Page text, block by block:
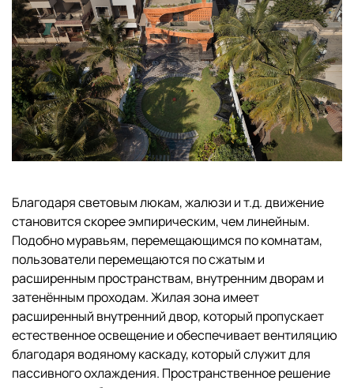
Благодаря световым люкам, жалюзи и т.д. движение
становится скорее эмпирическим, чем линейным.
Подобно муравьям, перемещающимся по комнатам,
пользователи перемещаются по сжатым и
расширенным пространствам, внутренним дворам и
затенённым проходам. Жилая зона имеет
расширенный внутренний двор, который пропускает
естественное освещение и обеспечивает вентиляцию
благодаря водяному каскаду, который служит для
пассивного охлаждения. Пространственное решение